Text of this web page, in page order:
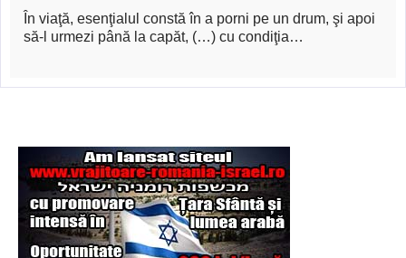
În viaţă, esenţialul constă în a porni pe un drum, şi apoi
să-l urmezi până la capăt, (…) cu condiţia…